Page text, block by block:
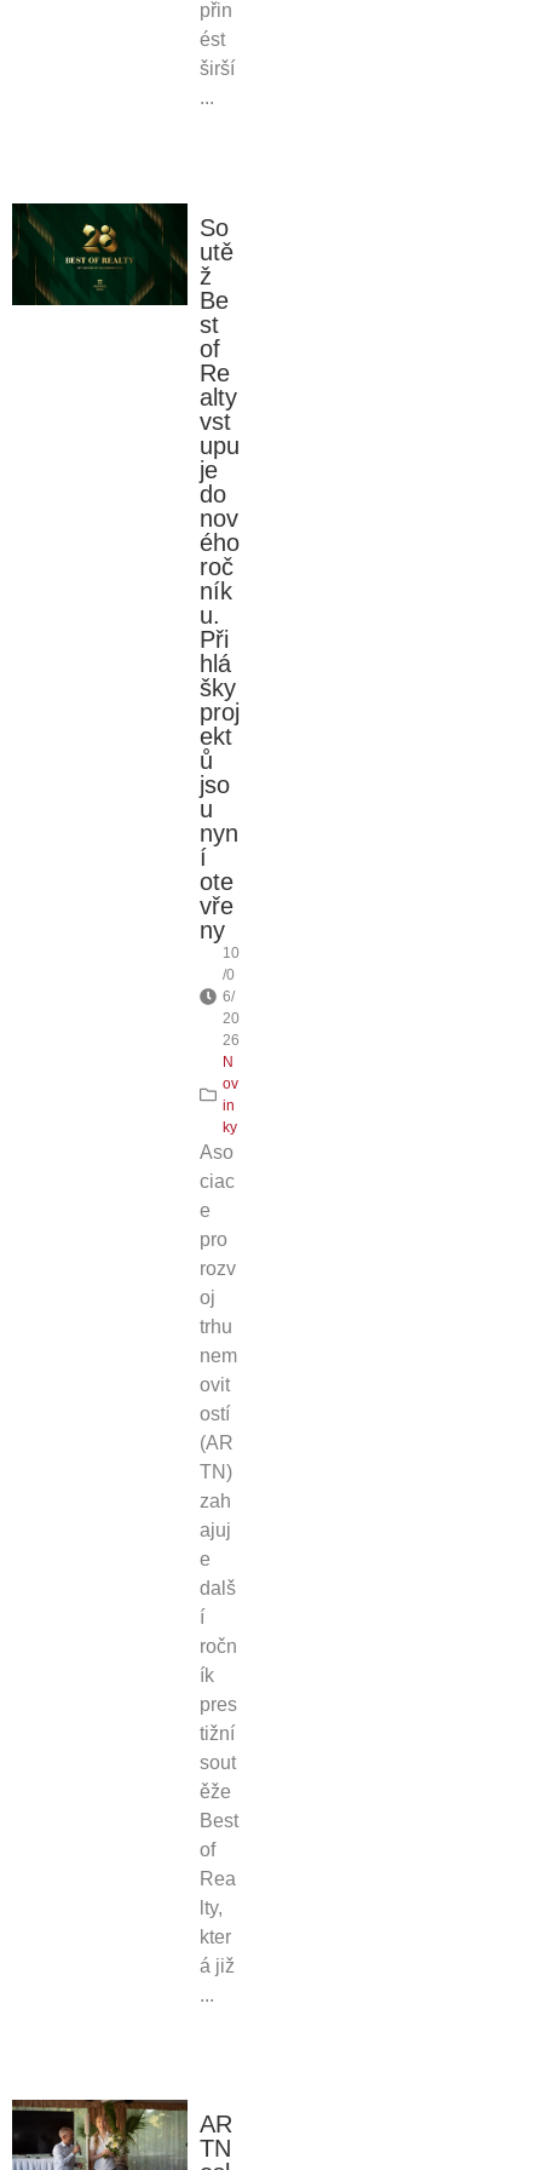
přin
ést
širší
...
So
utě
ž
Be
st
of
Re
alty
vst
upu
je
do
nov
ého
roč
ník
u.
Při
hlá
šky
proj
ekt
ů
jso
u
nyn
í
ote
vře
ny
10
/0
6/
20
26
N
ov
in
ky
Aso
ciac
e
pro
rozv
oj
trhu
nem
ovit
ostí
(AR
TN)
zah
ajuj
e
dalš
í
ročn
ík
pres
tižní
sout
ěže
Best
of
Rea
lty,
kter
á již
...
AR
TN